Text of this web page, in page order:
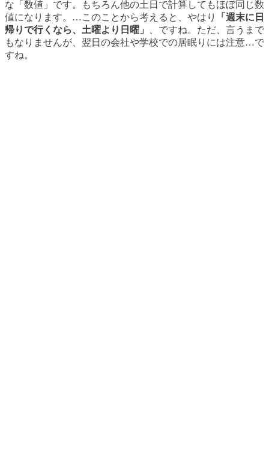
な「数値」です。もちろん他の土日で計算してもほぼ同じ数
値になります。…このことから考えると、やはり
「週末に日
帰りで行くなら、土曜より日曜」
、ですね。ただ、言うまで
もなりませんが、翌日の会社や学校での居眠りには注意…で
すね。